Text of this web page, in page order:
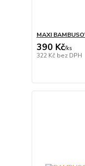
MAXI
390 Kč/ks
322 Kč bez DPH